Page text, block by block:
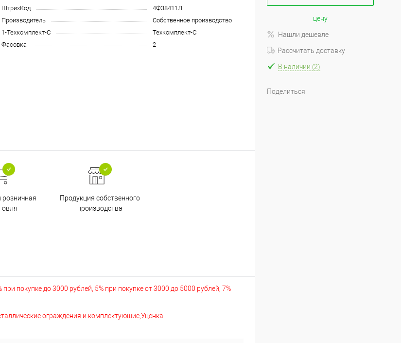
ШтрихКод
4Ф38411Л
Производитель
Собственное производство
1-Техкомплект-С
Техкомплект-С
Фасовка
2
розничная
Продукция собственного
производства
покупке до 3000 рублей, 5% при покупке от 3000 до 5000 рублей, 7%
ограждения и комплектующие,Уценка.
цену
Нашли дешевле
Рассчитать доставку
В наличии (2)
Поделиться